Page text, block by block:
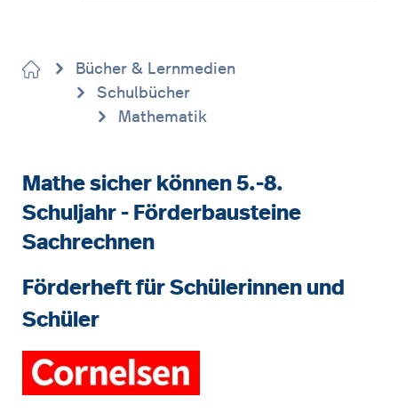
Bücher & Lernmedien
Schulbücher
Mathematik
Mathe sicher können 5.-8.
Schuljahr - Förderbausteine
Sachrechnen
Förderheft für Schülerinnen und
Schüler